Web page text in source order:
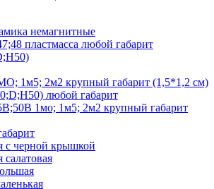
немагнитные
пластмасса любой габарит
1м5; 2м2 крупный габарит (1,5*1,2 см)
любой габарит
1мо; 1м5; 2м2 крупный габарит
с черной крышкой